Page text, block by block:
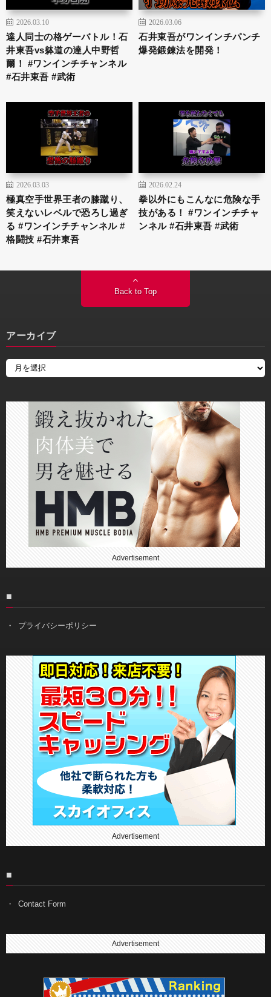
2026.03.10
達人同士の格ゲーバトル！石
井東吾vs躰道の達人中野哲
爾！ #ワンインチチャンネル
#石井東吾 #武術
2026.03.06
石井東吾がワンインチパンチ
爆発鍛錬法を開発！
2026.03.03
極真空手世界王者の膝蹴り、
笑えないレベルで恐ろし過ぎ
る #ワンインチチャンネル #
格闘技 #石井東吾
2026.02.24
拳以外にもこんなに危険な手
技がある！ #ワンインチチャ
ンネル #石井東吾 #武術
Back to Top
アーカイブ
Advertisement
■
プライバシーポリシー
Advertisement
■
Contact Form
Advertisement